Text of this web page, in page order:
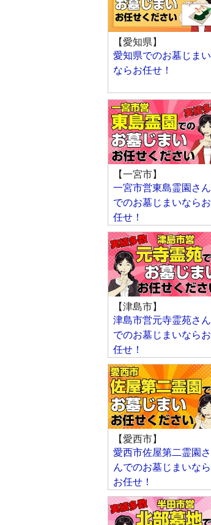
【愛知県】
愛知県でのお墓じまい
ならお任せ！
【一宮市】
一宮市営東島霊園さん
でのお墓じまいならお
任せ！
【津島市】
津島市営元寺霊苑さん
でのお墓じまいならお
任せ！
【愛西市】
愛西市佐屋第二霊園さ
んでのお墓じまいなら
お任せ！